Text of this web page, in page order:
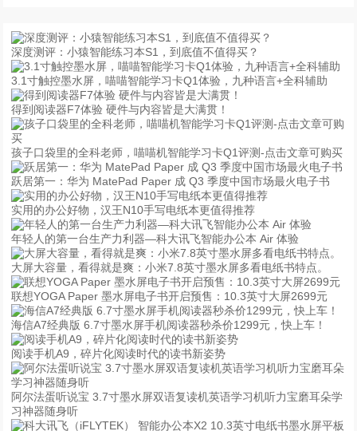
深度测评：小猿智能练习本S1，到底值不值得买？
3.1寸触控墨水屏，喵喵智能学习卡Q1体验，九种语言+全科辅助
得到阅读器F7体验 硬件与内容皆是大满贯！
孩子口袋里的全科老师，喵喵机智能学习卡Q1评测-点击文章可购买
跃居第一：华为 MatePad Paper 成 Q3 季度中国市场最火电子书
实用的办公好物，汉王N10手写电纸本更值得推荐
年轻人的第一台生产力利器—科大讯飞智能办公本 Air 体验
大屏大容量，看得就是爽：小米7.8英寸墨水屏多看电纸书特点。
联想YOGA Paper 墨水屏电子书开启预售：10.3英寸大屏2699元
海信A7经典版 6.7寸墨水屏手机阅读器秒杀价1299元，快上车！
阅读手机A9，碎片化阅读时代的读书新姿势
阿尔法蛋听说宝 3.7寸墨水屏双语复读机英语学习机听力宝磨耳朵学
习神器随身听